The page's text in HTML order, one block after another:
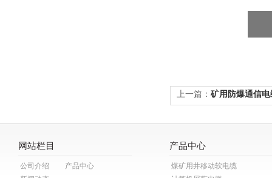
上一篇： 矿用防爆通信
网站栏目
公司介绍
产品中心
产品中心
煤矿用井移动软电缆